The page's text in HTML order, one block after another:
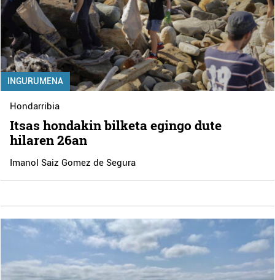
INGURUMENA
Hondarribia
Itsas hondakin bilketa egingo dute
hilaren 26an
Imanol Saiz Gomez de Segura